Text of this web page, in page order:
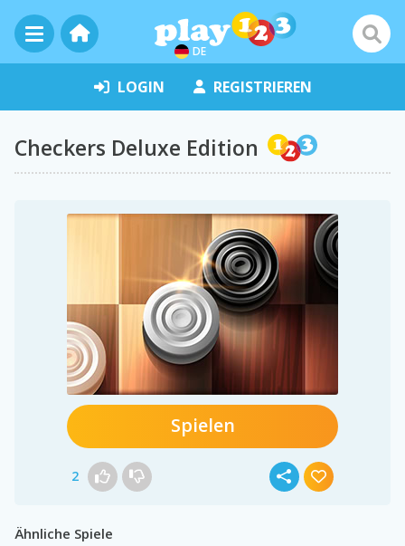
DE
LOGIN REGISTRIEREN
Checkers Deluxe Edition
Spielen
2
Ähnliche Spiele